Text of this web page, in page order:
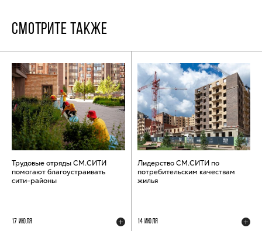
СМОТРИТЕ ТАКЖЕ
Трудовые отряды СМ.СИТИ
помогают благоустраивать
сити-районы
17 ИЮЛЯ
Лидерство СМ.СИТИ по
потребительским качествам
жилья
14 ИЮЛЯ